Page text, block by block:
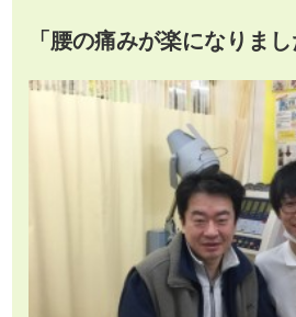
「腰の痛みが楽になりまし